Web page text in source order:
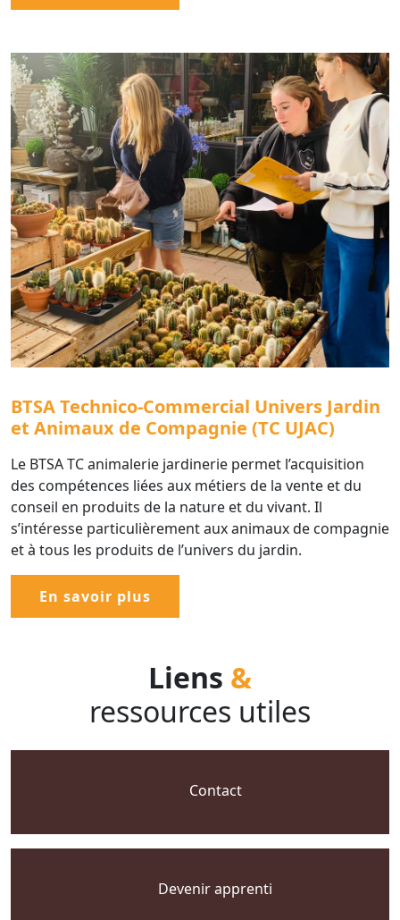
BTSA Technico-Commercial Univers Jardin
et Animaux de Compagnie (TC UJAC)
Le BTSA TC animalerie jardinerie permet l’acquisition
des compétences liées aux métiers de la vente et du
conseil en produits de la nature et du vivant. Il
s’intéresse particulièrement aux animaux de compagnie
et à tous les produits de l’univers du jardin.
En savoir plus
Liens &
ressources utiles
Contact
Devenir apprenti